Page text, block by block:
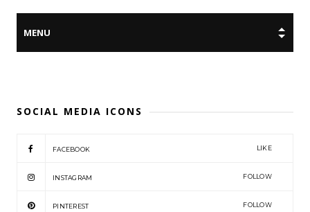
SOCIAL MEDIA ICONS
FACEBOOK LIKE
INSTAGRAM FOLLOW
PINTEREST FOLLOW